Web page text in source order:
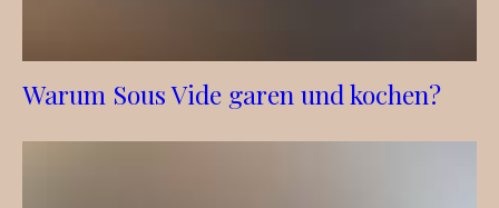
Warum Sous Vide garen und kochen?